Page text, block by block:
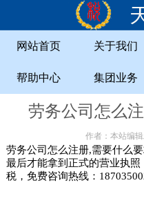
网站首页 关于我们
帮助中心 集团业务
劳务公司怎么
作者：本站编
劳务公司怎么注册,需要什么
最后才能拿到正式的营业执
税，免费咨询热线：